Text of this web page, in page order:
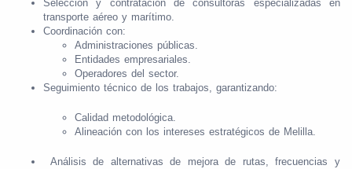
Selección y contratación de consultoras especializadas en
transporte aéreo y marítimo.
Coordinación con:
Administraciones públicas.
Entidades empresariales.
Operadores del sector.
Seguimiento técnico de los trabajos, garantizando:
Calidad metodológica.
Alineación con los intereses estratégicos de Melilla.
Análisis de alternativas de mejora de rutas, frecuencias y